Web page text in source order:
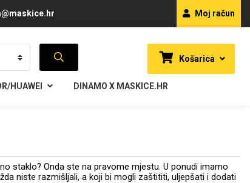
Moj račun
Košarica
HUAWEI DINAMO X MASKICE.HR
staklo? Onda ste na pravome mjestu. U ponudi imamo
niste razmišljali, a koji bi mogli zaštititi, uljepšati i dodati